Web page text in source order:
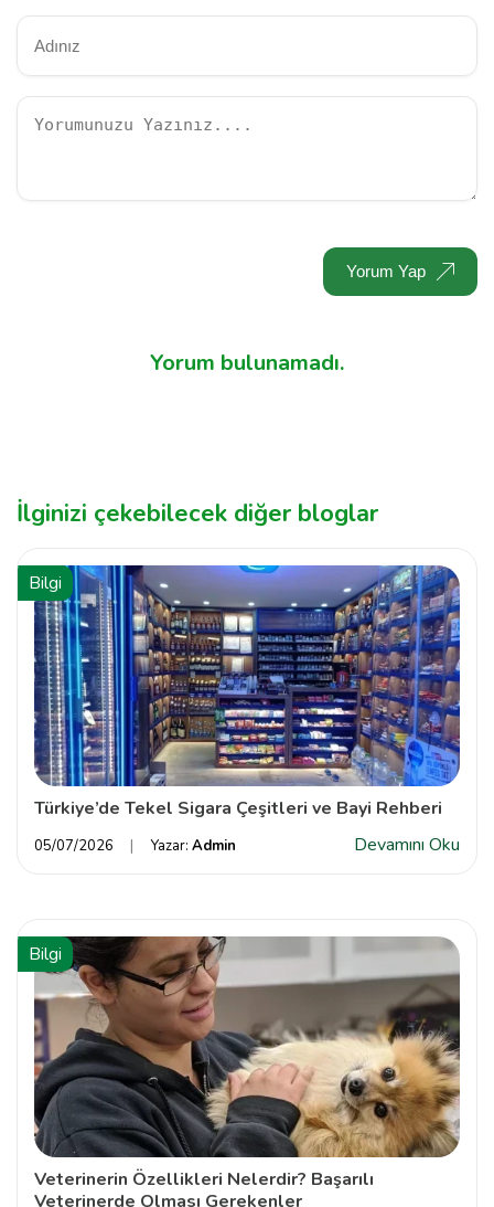
Yorum Yap
Yorum bulunamadı.
İlginizi çekebilecek diğer bloglar
Bilgi
Türkiye’de Tekel Sigara Çeşitleri ve Bayi Rehberi
05/07/2026 Yazar: Admin Devamını Oku
Bilgi
Veterinerin Özellikleri Nelerdir? Başarılı
Veterinerde Olması Gerekenler